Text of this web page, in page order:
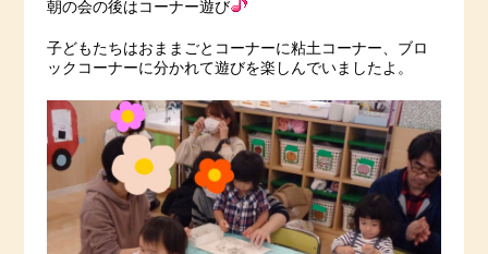
朝の会の後はコーナー遊び
子どもたちはおままごとコーナーに粘土コーナー、ブロ
ックコーナーに分かれて遊びを楽しんでいましたよ。